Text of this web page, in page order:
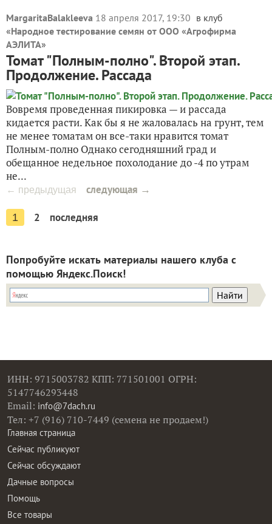
MargaritaBalakleeva 18 апреля 2017, 19:30 в клуб
«Народное тестирование семян от ООО «Агрофирма
АЭЛИТА»
Томат "Полным-полно". Второй этап.
Продолжение. Рассада
Вовремя проведенная пикировка — и рассада
кидается расти. Как бы я не жаловалась на грунт, тем
не менее томатам он все-таки нравится томат
Полным-полно Однако сегодняшний град и
обещанное недельное похолодание до -4 по утрам
не...
← предыдущая следующая →
1 2 последняя
Попробуйте искать материалы нашего клуба с
помощью Яндекс.Поиск!
ИНН: 9715003782 КПП: 771501001 ОГРН:
5147746293448
Email: info@7dach.ru
Тел: +7 (916) 710-7449 (семена не продаем!)
Главная страница
Сейчас публикуют
Сейчас обсуждают
Дачные вопросы
Помощь
Все товары